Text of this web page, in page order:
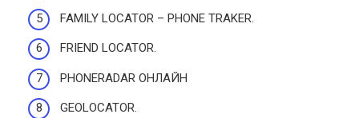
FAMILY LOCATOR – PHONE TRAKER.
FRIEND LOCATOR.
PHONERADAR ОНЛАЙН
GEOLOCATOR.